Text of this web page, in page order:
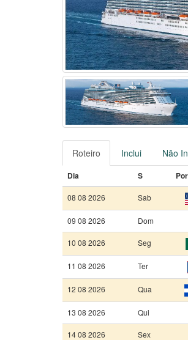
Roteiro Inclui Não
Dia S
08 08 2026 Sab
09 08 2026 Dom
10 08 2026 Seg
11 08 2026 Ter
12 08 2026 Qua
13 08 2026 Qui
14 08 2026 Sex